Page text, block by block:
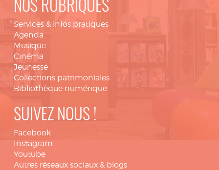
NOS RUBRIQUES
Services & infos pratiques
Agenda
Musique
Cinéma
Jeunesse
Collections patrimoniales
Bibliothèque numérique
SUIVEZ NOUS !
Facebook
Instagram
Youtube
Autres réseaux sociaux & blogs